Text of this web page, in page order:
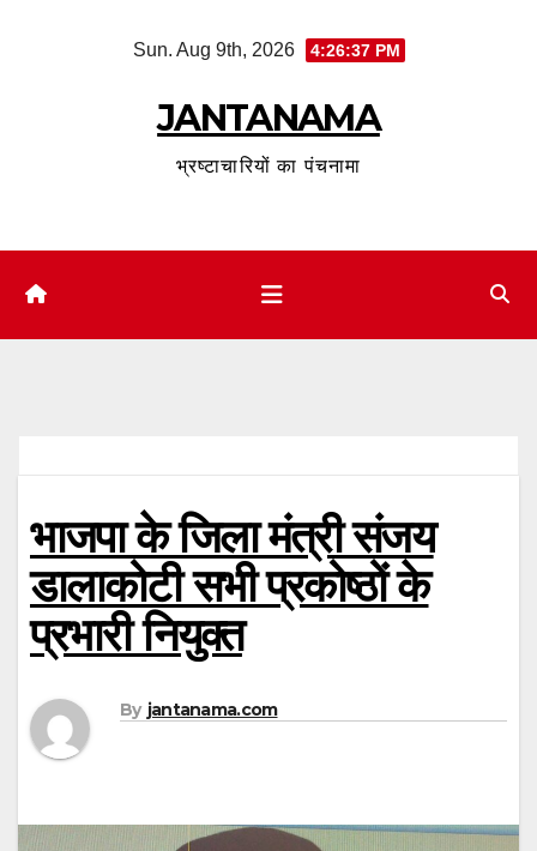
Sun. Aug 9th, 2026 4:26:38 PM
JANTANAMA
भ्रष्टाचारियों का पंचनामा
भाजपा के जिला मंत्री संजय
डालाकोटी सभी प्रकोष्ठों के
प्रभारी नियुक्त
By jantanama.com